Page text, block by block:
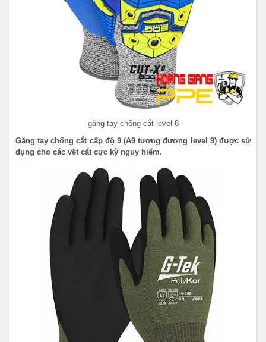
găng tay chống cắt level 8
Găng tay chống cắt cấp độ 9 (A9 tương đương level 9) được sử
dụng cho các vết cắt cực kỳ nguy hiểm.